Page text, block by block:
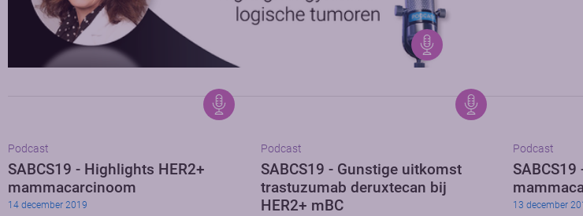
Podcast
SABCS19 - Highlights HER2+
mammacarcinoom
14 december 2019
Podcast
SABCS19 - Gunstige uitkomst
trastuzumab deruxtecan bij
HER2+ mBC
Podcast
13 december